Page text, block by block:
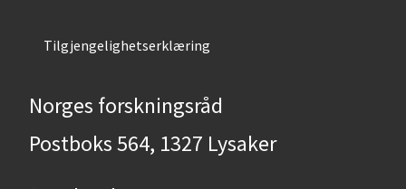
Tilgjengelighetserklæring
Norges forskningsråd
Postboks 564, 1327 Lysaker